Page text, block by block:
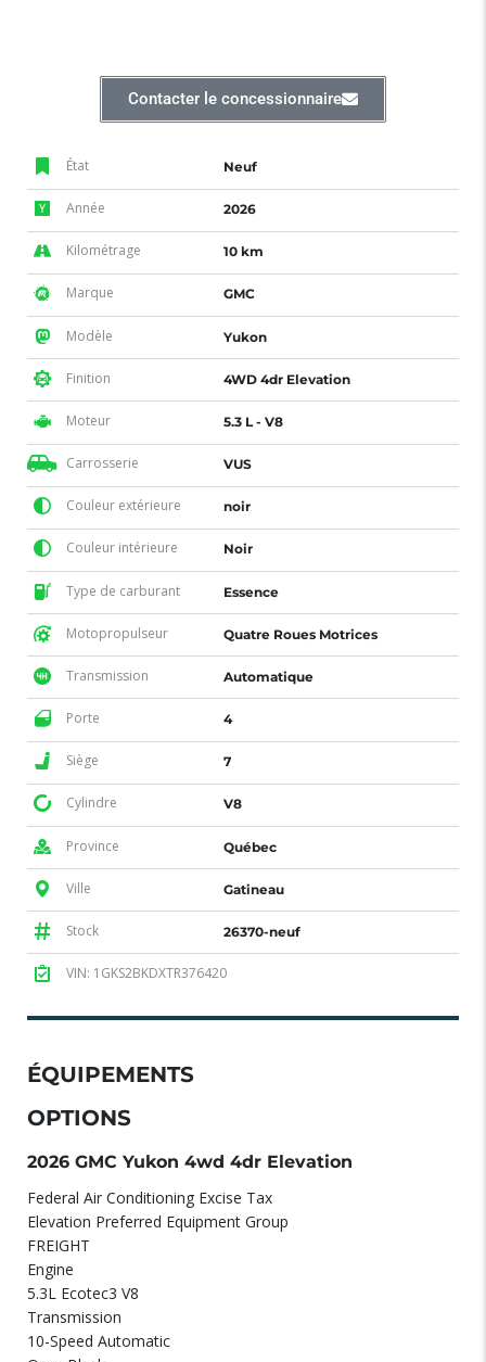
Contacter le concessionnaire
État Neuf
Année 2026
Kilométrage 10 km
Marque GMC
Modèle Yukon
Finition 4WD 4dr Elevation
Moteur 5.3 L - V8
Carrosserie VUS
Couleur extérieure noir
Couleur intérieure Noir
Type de carburant Essence
Motopropulseur Quatre Roues Motrices
Transmission Automatique
Porte 4
Siège 7
Cylindre V8
Province Québec
Ville Gatineau
Stock 26370-neuf
VIN: 1GKS2BKDXTR376420
ÉQUIPEMENTS
OPTIONS
2026 GMC Yukon 4wd 4dr Elevation
Federal Air Conditioning Excise Tax
Elevation Preferred Equipment Group
FREIGHT
Engine
5.3L Ecotec3 V8
Transmission
10-Speed Automatic